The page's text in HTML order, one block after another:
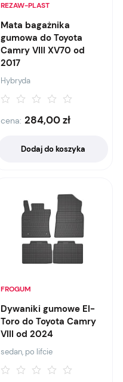
REZAW-PLAST
Mata bagażnika
gumowa do Toyota
Camry VIII XV70 od
2017
Hybryda
cena: 284,00zł
Dodaj do koszyka
FROGUM
Dywaniki gumowe El-
Toro do Toyota Camry
VIII od 2024
sedan, po lifcie